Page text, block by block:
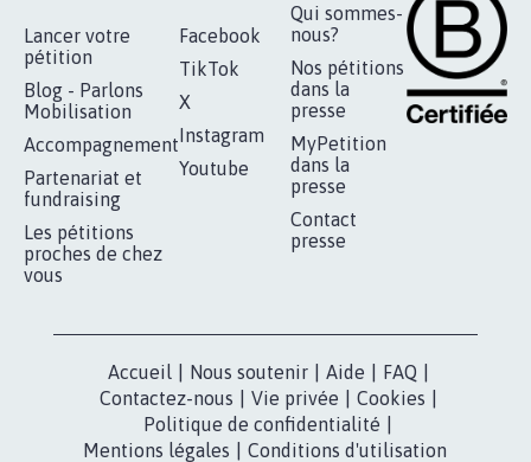
Lancer votre
pétition
Blog - Parlons
Mobilisation
Accompagnement
Partenariat et
fundraising
Les pétitions
proches de chez
vous
Facebook
TikTok
X
Instagram
Youtube
Qui sommes-
nous?
Nos pétitions
dans la
presse
MyPetition
dans la
presse
Contact
presse
Accueil Nous soutenir Aide FAQ
Contactez-nous
Vie privée Cookies
Politique de confidentialité
Mentions légales
Conditions d'utilisation